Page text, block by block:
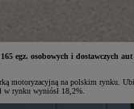
egz. osobowych i
motoryzacyjną na polskim rynku.
w rynku wyniósł 18,2%.